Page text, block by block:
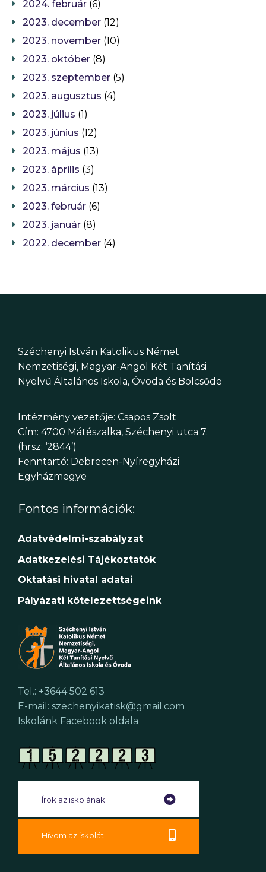
2024. február (6)
2023. december (12)
2023. november (10)
2023. október (8)
2023. szeptember (5)
2023. augusztus (4)
2023. július (1)
2023. június (12)
2023. május (13)
2023. április (3)
2023. március (13)
2023. február (6)
2023. január (8)
2022. december (4)
Széchenyi István Katolikus Német
Nemzetiségi, Magyar-Angol Két Tanítási
Nyelvű Általános Iskola, Óvoda és Bölcsőde
Intézmény vezetője: Csapos Zsolt
Cím: 4700 Mátészalka, Széchenyi utca 7.
(hrsz: ‘2844’)
Fenntartó: Debrecen-Nyíregyházi
Egyházmegye
Fontos információk:
Adatvédelmi-szabályzat
Adatkezelési Tájékoztatók
Oktatási hivatal adatai
Pályázati kötelezettségeink
Tel.: +3644 502 613
E-mail: szechenyikatisk@gmail.com
Iskolánk Facebook oldala
Írok az iskolának
Hívom az iskolát